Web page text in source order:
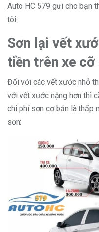
Auto HC 579 gửi cho bạn
tôi:
Sơn lại vết
tiền trên xe cỡ
Đối với các vết xước nhỏ
với vết xước nặng hơn thì
chi phí sơn cơ bản là thấp
sơn: